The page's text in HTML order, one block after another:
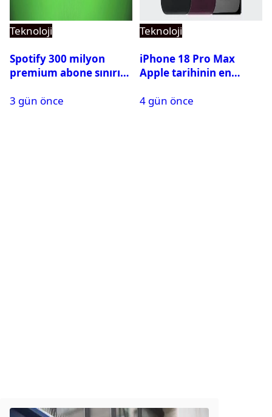
Teknoloji
Spotify 300 milyon
premium abone sınırını
3 gün önce
Teknoloji
iPhone 18 Pro Max
Apple tarihinin en
4 gün önce